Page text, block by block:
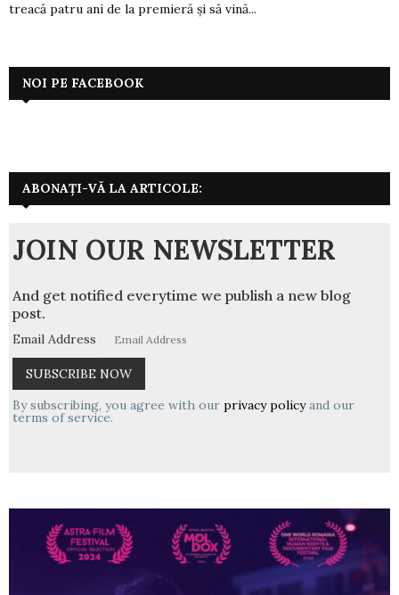
treacă patru ani de la premieră și să vină...
NOI PE FACEBOOK
ABONAȚI-VĂ LA ARTICOLE:
JOIN OUR NEWSLETTER
And get notified everytime we publish a new blog
post.
Email Address
By subscribing, you agree with our privacy policyand our
terms of service.